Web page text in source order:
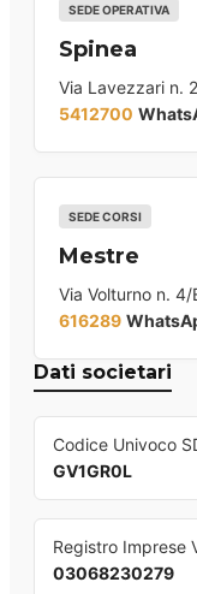
SEDE OPERATIVA
Spinea
Via Lavezzari n.
5412700
SEDE CORSI
Mestre
Via Volturno n.
616289
Dati societari
Codice Univoco
GV1GR0L
Registro Imprese
03068230279